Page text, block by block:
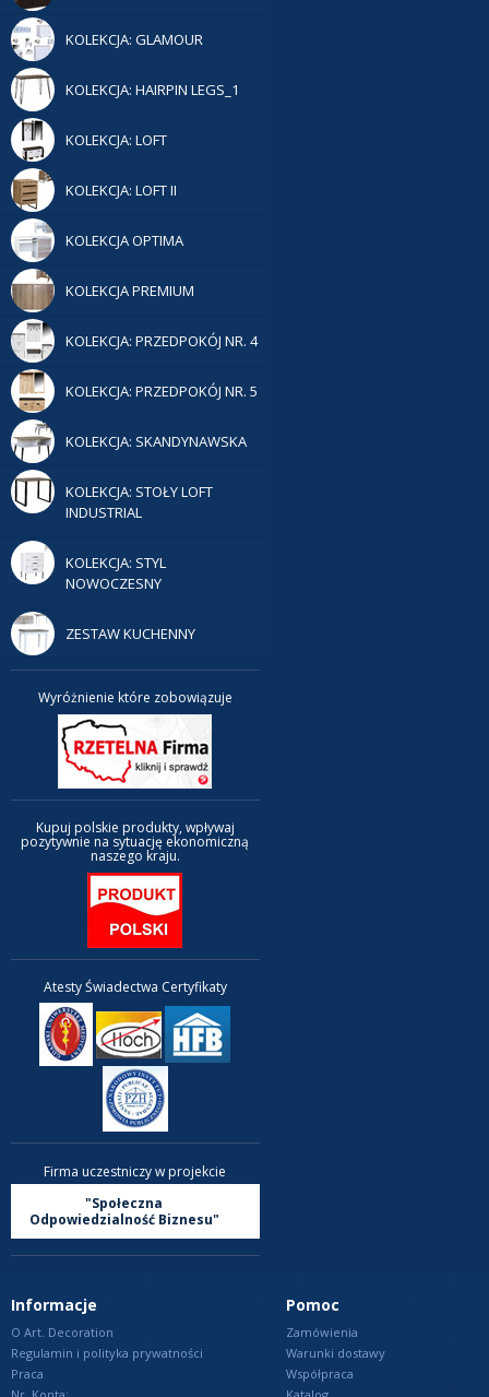
KOLEKCJA: GLAMOUR
KOLEKCJA: HAIRPIN LEGS_1
KOLEKCJA: LOFT
KOLEKCJA: LOFT II
KOLEKCJA OPTIMA
KOLEKCJA PREMIUM
KOLEKCJA: PRZEDPOKÓJ NR. 4
KOLEKCJA: PRZEDPOKÓJ NR. 5
KOLEKCJA: SKANDYNAWSKA
KOLEKCJA: STOŁY LOFT
INDUSTRIAL
KOLEKCJA: STYL
NOWOCZESNY
ZESTAW KUCHENNY
Wyróżnienie które zobowiązuje
Kupuj polskie produkty, wpływaj
pozytywnie na sytuację ekonomiczną
naszego kraju.
Atesty Świadectwa Certyfikaty
Firma uczestniczy w projekcie
"Społeczna
Odpowiedzialność Biznesu"
Informacje
O Art. Decoration
Regulamin i polityka prywatności
Praca
Pomoc
Zamówienia
Warunki dostawy
Współpraca